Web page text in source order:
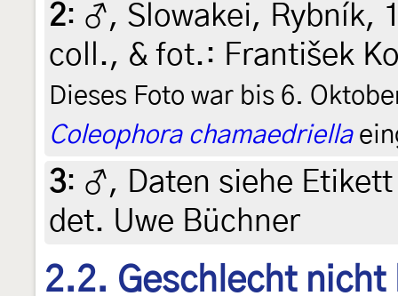
2: ♂, Slowakei, Rybník,
coll., & fot.: František
Dieses Foto war bis 6.
Coleophora chamaedriella
3: ♂, Daten siehe
det. Uwe Büchner
2.2. Geschlecht nicht